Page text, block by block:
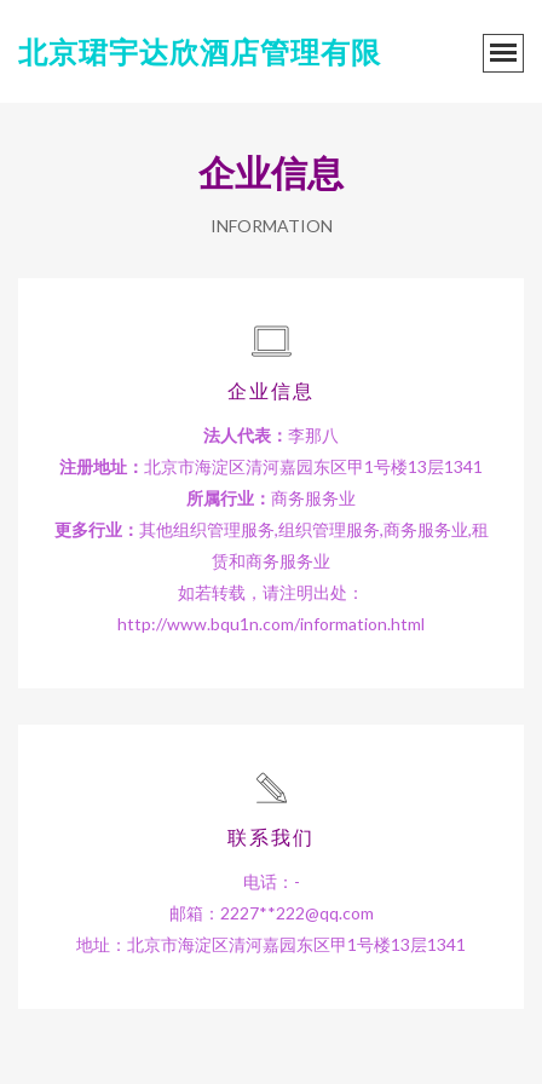
北京珺宇达欣酒店管理有限
企业信息
INFORMATION
企业信息
法人代表： 李那八
注册地址： 北京市海淀区清河嘉园东区甲1号楼13层1341
所属行业： 商务服务业
更多行业： 其他组织管理服务,组织管理服务,商务服务业,租
赁和商务服务业
如若转载，请注明出处：
http://www.bqu1n.com/information.html
联系我们
电话：-
邮箱：2227**222@qq.com
地址：北京市海淀区清河嘉园东区甲1号楼13层1341